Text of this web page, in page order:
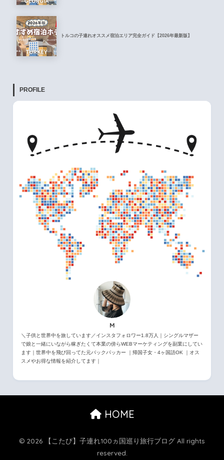
トルコの子連れオススメ宿泊エリア完全ガイド【2026年最新版】
PROFILE
M
＼子供と世界中を旅しています／インスタフォロワー1.8万人｜シングルマザー
で娘と一緒にいながら稼ぎたくて本業の傍らWEBマーケティングを副業にしてい
ます｜世界中を飛び回ってた元バックパッカー ｜帰国子女・4ヶ国語OK ｜オス
スメやお得な情報を紹介してます｜
HOME
© 2026 【こたび】子連れ100ヵ国巡り旅行ブログ All rights
reserved.